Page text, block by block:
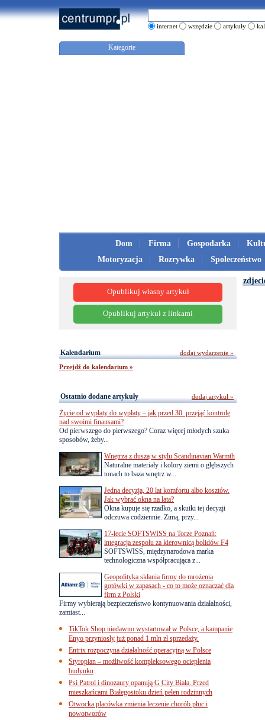
internet wszędzie artykuły
Kategorie
Dom Firma Gospodarka
Motoryzacja
Rozrywka Społeczeństwo
Opublikuj własny artykuł
Opublikuj artykuł z linkami
Kalendarium
Przejdź do kalendarium »
dodaj wydarzenie »
Ostatnio dodane artykuły
Życie od wypłaty do wypłaty – jak przed 30. przejąć kontrolę
nad swoimi finansami?
Od pierwszego do pierwszego? Coraz więcej młodych szuka
sposobów, żeby...
Wnętrza z duszą w stylu Scandinavian Warmth
Naturalne materiały i kolory ziemi o głębszych
tonach to baza wnętrz w...
Jedna decyzja, 20 lat komfortu albo kosztów.
Jak wybrać okna na lata?
Okna kupuje się rzadko, a skutki tej decyzji
odczuwa codziennie. Zimą, przy...
17-lecie SOFTSWISS na Torze Poznań:
integracja zespołu za kierownicą bolidów F4
SOFTSWISS, międzynarodowa marka
technologiczna współpracująca z...
Geopolityka skłania firmy do mrożenia
gotówki w zapasach - co to może oznaczać dla
firm z Polski
Firmy wybierają bezpieczeństwo kontynuowania działalności,
zamiast...
TikTok Shop niedawno wystartował w Polsce, a kampanie
Enyo przyniosły już ponad 1 mln zł sprzedaży.
Entrix rozpoczyna działalność operacyjną w Polsce
Styropian – możliwość kompleksowego ocieplenia
budynku
Psi Patrol i dinozaury opanują G City Biała. Przed
mieszkańcami Białegostoku dzień pełen rodzinnych
Otwocka placówka zmienia leczenie chorób płuc i
nowotworów
dodaj artykuł »